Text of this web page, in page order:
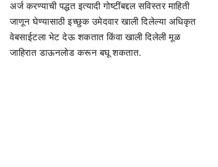
अर्ज करण्याची पद्धत इत्यादी गोष्टींबद्दल सविस्तर माहिती
जाणून घेण्यासाठी इच्छुक उमेदवार खाली दिलेल्या अधिकृत
वेबसाईटला भेट देऊ शकतात किंवा खाली दिलेली मूळ
जाहिरात डाऊनलोड करून बघू शकतात.